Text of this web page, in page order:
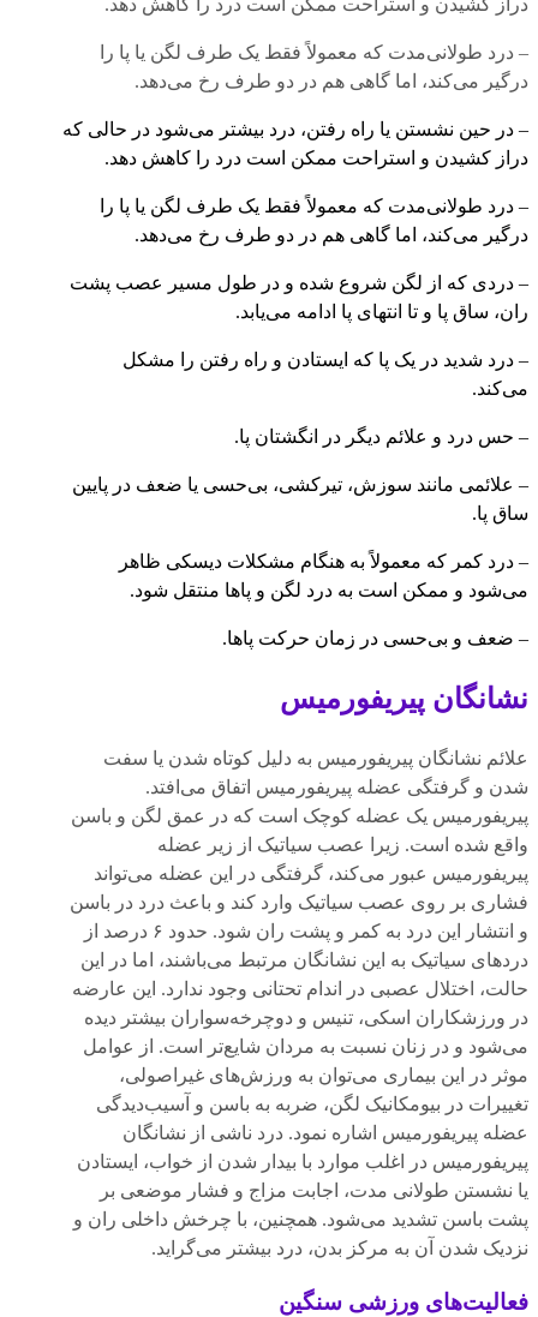
دراز کشیدن و استراحت ممکن است درد را کاهش دهد.
– درد طولانی‌مدت که معمولاً فقط یک طرف لگن یا پا را
درگیر می‌کند، اما گاهی هم در دو طرف رخ می‌دهد.
– در حین نشستن یا راه رفتن، درد بیشتر می‌شود در حالی که
دراز کشیدن و استراحت ممکن است درد را کاهش دهد.
– درد طولانی‌مدت که معمولاً فقط یک طرف لگن یا پا را
درگیر می‌کند، اما گاهی هم در دو طرف رخ می‌دهد.
– دردی که از لگن شروع شده و در طول مسیر عصب پشت
ران، ساق پا و تا انتهای پا ادامه می‌یابد.
– درد شدید در یک پا که ایستادن و راه رفتن را مشکل
می‌کند.
– حس درد و علائم دیگر در انگشتان پا.
– علائمی مانند سوزش، تیرکشی، بی‌حسی یا ضعف در پایین
ساق پا.
– درد کمر که معمولاً به هنگام مشکلات دیسکی ظاهر
می‌شود و ممکن است به درد لگن و پاها منتقل شود.
– ضعف و بی‌حسی در زمان حرکت پاها.
نشانگان پیریفورمیس
علائم نشانگان پیریفورمیس به دلیل کوتاه شدن یا سفت
شدن و گرفتگی عضله پیریفورمیس اتفاق می‌افتد.
پیریفورمیس یک عضله کوچک است که در عمق لگن و باسن
واقع شده است. زیرا عصب سیاتیک از زیر عضله
پیریفورمیس عبور می‌کند، گرفتگی در این عضله می‌تواند
فشاری بر روی عصب سیاتیک وارد کند و باعث درد در باسن
و انتشار این درد به کمر و پشت ران شود. حدود ۶ درصد از
درد‌های سیاتیک به این نشانگان مرتبط می‌باشند، اما در این
حالت، اختلال عصبی در اندام تحتانی وجود ندارد. این عارضه
در ورزشکاران اسکی، تنیس و دوچرخه‌سواران بیشتر دیده
می‌شود و در زنان نسبت به مردان شایع‌تر است. از عوامل
موثر در این بیماری می‌توان به ورزش‌های غیراصولی،
تغییرات در بیومکانیک لگن، ضربه به باسن و آسیب‌دیدگی
عضله پیریفورمیس اشاره نمود. درد ناشی از نشانگان
پیریفورمیس در اغلب موارد با بیدار شدن از خواب، ایستادن
یا نشستن طولانی مدت، اجابت مزاج و فشار موضعی بر
پشت باسن تشدید می‌شود. همچنین، با چرخش داخلی ران و
نزدیک شدن آن به مرکز بدن، درد بیشتر می‌گراید.
فعالیت‌های ورزشی سنگین